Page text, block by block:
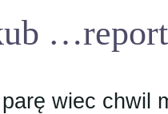
wiec chwil